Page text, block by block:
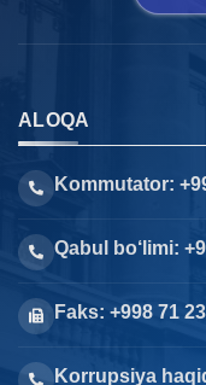
ALOQA
Kommutator:
Qabul bo‘limi:
Faks: +998 71
Korrupsiya